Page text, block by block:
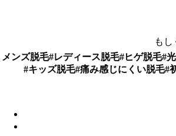
も
メンズ脱毛#レディース脱毛#ヒゲ脱毛#
#キッズ脱毛#痛み感じにくい脱毛#